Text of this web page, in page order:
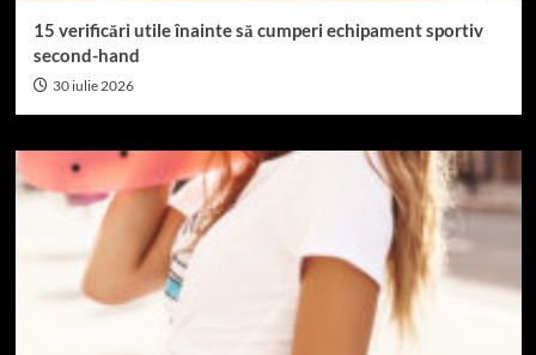
15 verificări utile înainte să cumperi echipament sportiv
second-hand
30 iulie 2026